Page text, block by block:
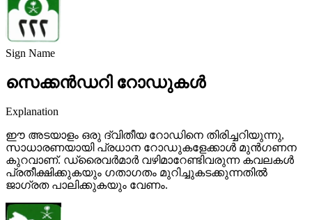
Sign Name
സെക്കൻഡറി റോഡുകൾ
Explanation
ഈ അടയാളം ഒരു ദ്വിതീയ റോഡിനെ തിരിച്ചറിയുന്നു,
സാധാരണയായി പ്രധാന റോഡുകളേക്കാൾ മുൻഗണന
കുറവാണ്. ഡ്രൈവർമാർ വഴിമാറേണ്ടിവരുന്ന കവലകൾ
പ്രതീക്ഷിക്കുകയും ഗതാഗതം മുറിച്ചുകടക്കുന്നതിൽ
ജാഗ്രത പാലിക്കുകയും വേണം.